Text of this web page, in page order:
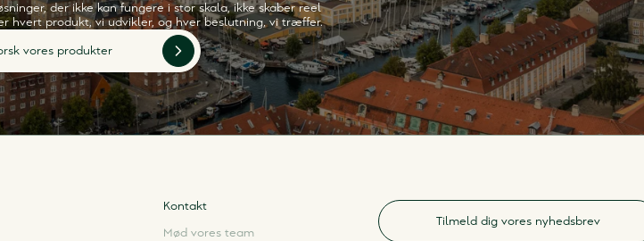
der ikke kan fungere i stor skala, ikke skaber reel
hvert produkt, vi udvikler, og hver beslutning, vi træffer.
vores produkter
Kontakt
Mød vores team
Tilmeld dig vores nyhedsbrev